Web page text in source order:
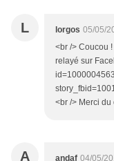
L lorgos 05/05/
<br /> Coucou
relayé sur
<br /> Merci du
A andaf 04/05/